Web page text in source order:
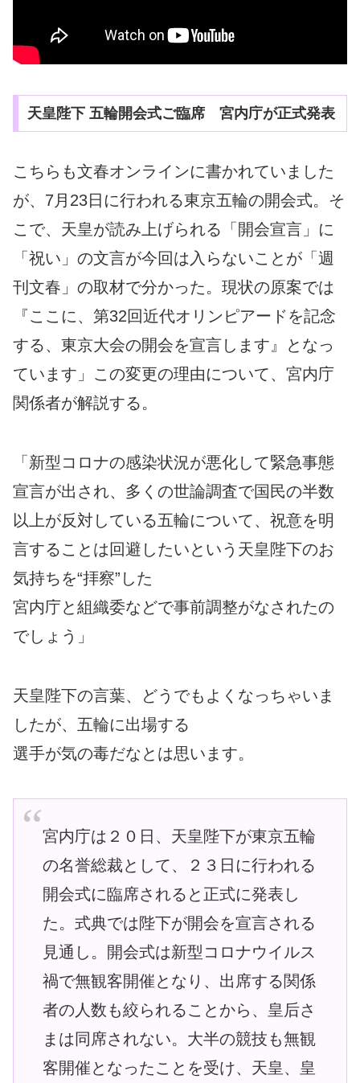
天皇陛下 五輪開会式ご臨席 宮内庁が正式発表
こちらも文春オンラインに書かれていました
が、7月23日に行われる東京五輪の開会式。そ
こで、天皇が読み上げられる「開会宣言」に
「祝い」の文言が今回は入らないことが「週
刊文春」の取材で分かった。現状の原案では
『ここに、第32回近代オリンピアードを記念
する、東京大会の開会を宣言します』となっ
ています」この変更の理由について、宮内庁
関係者が解説する。
「新型コロナの感染状況が悪化して緊急事態
宣言が出され、多くの世論調査で国民の半数
以上が反対している五輪について、祝意を明
言することは回避したいという天皇陛下のお
気持ちを“拝察”した
宮内庁と組織委などで事前調整がなされたの
でしょう」
天皇陛下の言葉、どうでもよくなっちゃいま
したが、五輪に出場する
選手が気の毒だなとは思います。
宮内庁は２０日、天皇陛下が東京五輪
の名誉総裁として、２３日に行われる
開会式に臨席されると正式に発表し
た。式典では陛下が開会を宣言される
見通し。開会式は新型コロナウイルス
禍で無観客開催となり、出席する関係
者の人数も絞られることから、皇后さ
まは同席されない。大半の競技も無観
客開催となったことを受け、天皇、皇